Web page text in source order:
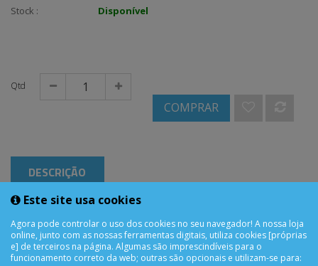
Stock :
Disponível
Qtd
COMPRAR
DESCRIÇÃO
iPhone 13 Pro / 13 Pro Max Pelicula Camera
Este site usa cookies
Agora pode controlar o uso dos cookies no seu navegador! A nossa loja
online, junto com as nossas ferramentas digitais, utiliza cookies [próprias
e] de terceiros na página. Algumas são imprescindíveis para o
funcionamento correto da web; outras são opcionais e utilizam-se para: